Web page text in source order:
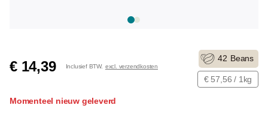
€ 14,39 Inclusief BTW. excl. verzendkosten
42 Beans
€ 57,56 / 1kg
Momenteel nieuw geleverd